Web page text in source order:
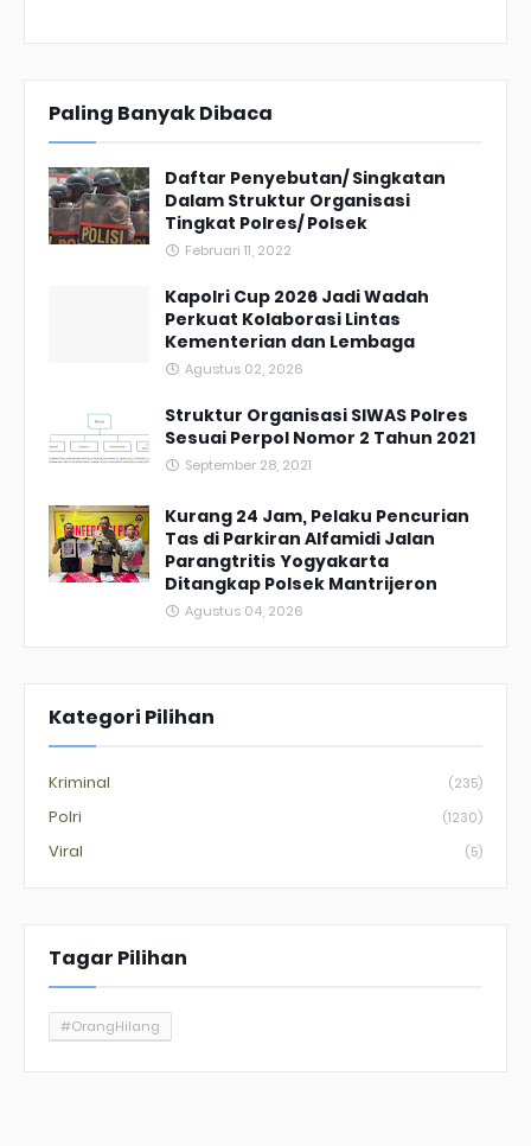
Paling Banyak Dibaca
Daftar Penyebutan/ Singkatan
Dalam Struktur Organisasi
Tingkat Polres/ Polsek
Februari 11, 2022
Kapolri Cup 2026 Jadi Wadah
Perkuat Kolaborasi Lintas
Kementerian dan Lembaga
Agustus 02, 2026
Struktur Organisasi SIWAS Polres
Sesuai Perpol Nomor 2 Tahun 2021
September 28, 2021
Kurang 24 Jam, Pelaku Pencurian
Tas di Parkiran Alfamidi Jalan
Parangtritis Yogyakarta
Ditangkap Polsek Mantrijeron
Agustus 04, 2026
Kategori Pilihan
Kriminal (235)
Polri (1230)
Viral (5)
Tagar Pilihan
#OrangHilang